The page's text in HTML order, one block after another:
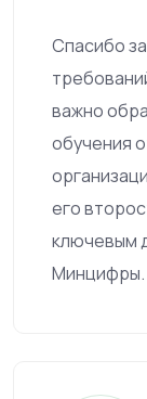
Спасибо
важно
обучения
его
ключевым
Минцифры.